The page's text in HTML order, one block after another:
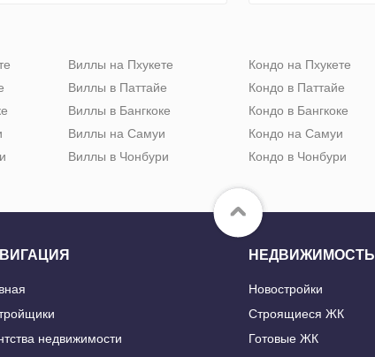
Виллы на Пхукете
Виллы в Паттайе
Виллы в Бангкоке
Виллы на Самуи
Виллы в Чонбури
Кондо на Пхукете
Кондо в Паттайе
Кондо в Бангкоке
Кондо на Самуи
Кондо в Чонбури
недвижимости
НЕДВИЖИМОСТЬ
Новостройки
Строящиеся ЖК
Готовые ЖК